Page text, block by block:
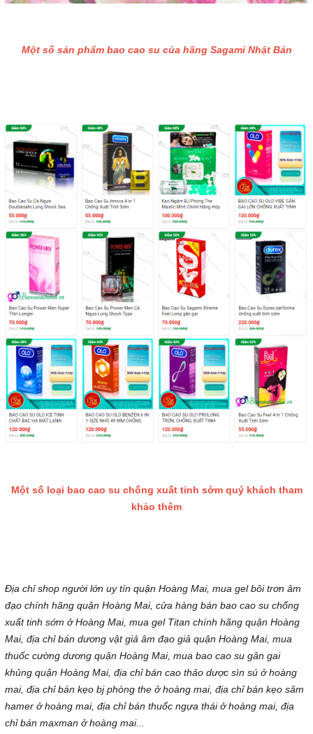
Một số sản phẩm bao cao su của hãng Sagami Nhật Bản
Một số loại bao cao su chống xuất tinh sớm quý khách tham
khảo thêm
Địa chỉ shop người lớn uy tín quận Hoàng Mai, mua gel bôi trơn âm
đạo chính hãng quận Hoàng Mai, cửa hàng bán bao cao su chống
xuất tinh sớm ở Hoàng Mai, mua gel Titan chính hãng quận Hoàng
Mai, địa chỉ bán dương vật giả âm đạo giả quận Hoàng Mai, mua
thuốc cường dương quận Hoàng Mai, mua bao cao su gân gai
khủng quận Hoàng Mai, địa chỉ bán cao thảo dược sìn sú ở hoàng
mai, địa chỉ bán kẹo bj phòng the ở hoàng mai, địa chỉ bán kẹo sâm
hamer ở hoàng mai, địa chỉ bán thuốc ngựa thái ở hoàng mai, địa
chỉ bán maxman ở hoàng mai...